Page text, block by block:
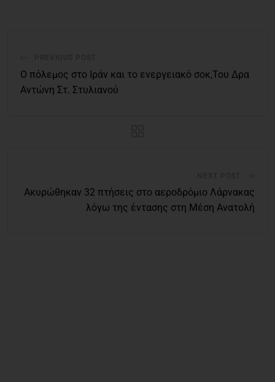
Ο πόλεμος στο Ιράν και το ενεργειακό σοκ,Του Δρα
Αντώνη Στ. Στυλιανού
Ακυρώθηκαν 32 πτήσεις στο αεροδρόμιο Λάρνακας
λόγω της έντασης στη Μέση Ανατολή